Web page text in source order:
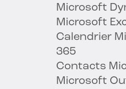
Microsoft
Microsoft
Calendrier
365
Contacts
Microsoft